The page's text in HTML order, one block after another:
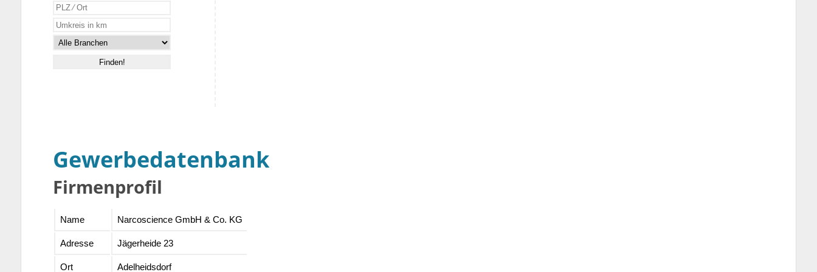
Gewerbedatenbank
Firmenprofil
Name Narcoscience GmbH & Co. KG
Adresse Jägerheide 23
Ort Adelheidsdorf